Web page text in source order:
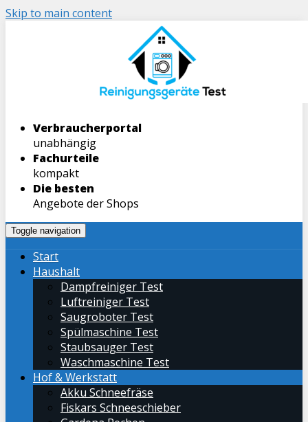
Skip to main content
Verbraucherportal
unabhängig
Fachurteile
kompakt
Die besten
Angebote der Shops
Toggle navigation
Start
Haushalt
Dampfreiniger Test
Luftreiniger Test
Saugroboter Test
Spülmaschine Test
Staubsauger Test
Waschmaschine Test
Hof & Werkstatt
Akku Schneefräse
Fiskars Schneeschieber